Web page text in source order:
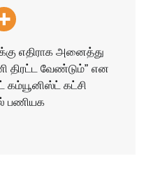
எதிராக அனைத்து
திரட்ட வேண்டும்” என
கம்யூனிஸ்ட் கட்சி
பணியக